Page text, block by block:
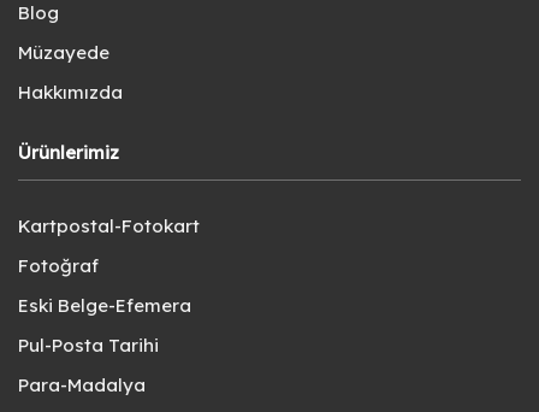
Blog
Müzayede
Hakkımızda
Ürünlerimiz
Kartpostal-Fotokart
Fotoğraf
Eski Belge-Efemera
Pul-Posta Tarihi
Para-Madalya